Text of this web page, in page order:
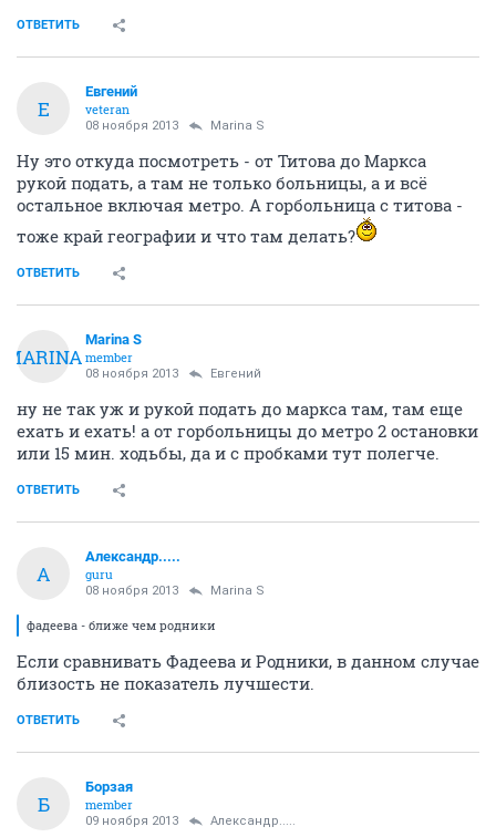
ОТВЕТИТЬ
E
Eвгений
veteran
08 ноября 2013 Marina S
Ну это откуда посмотреть - от Титова до Маркса
рукой подать, а там не только больницы, а и всё
остальное включая метро. А горбольница с титова -
тоже край географии и что там делать?
ОТВЕТИТЬ
MARINA
Marina S
member
08 ноября 2013 Eвгений
ну не так уж и рукой подать до маркса там, там еще
ехать и ехать! а от горбольницы до метро 2 остановки
или 15 мин. ходьбы, да и с пробками тут полегче.
ОТВЕТИТЬ
А
Александр.....
guru
08 ноября 2013 Marina S
фадеева - ближе чем родники
Если сравнивать Фадеева и Родники, в данном случае
близость не показатель лучшести.
ОТВЕТИТЬ
Б
Борзая
member
09 ноября 2013 Александр.....